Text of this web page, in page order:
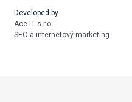
Developed by
Ace IT s.r.o.
SEO a internetový marketing